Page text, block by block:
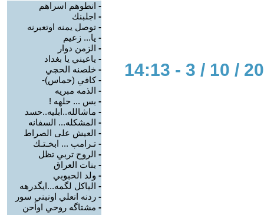
- انطوهم اسراهم
- اجلبنك
- توصل يمنه اوتعبرنه
- يا... زعيم
- الزمن دوار
- ياعيني يا بغداد
- خلصنه الحچي
-كافي (حماس)-
- الذمه مبريه
- بس ... حلهه !
- ماشالله..ابليه..حسد
- المشكله... السفانه
- العيش على الصراط
- تـرامب ... ابخـتـك
- الروح تربي تظل
- بنات العراق
- ولد الحبوبي
- الياكل لگمه...ايگدرهه
- ردنه انعلي اونبني سور
- مشتاگه روحي اوأحن